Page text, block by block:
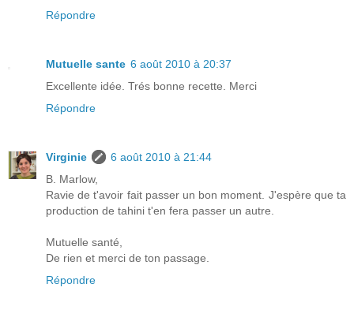
Répondre
Mutuelle sante 6 août 2010 à 20:37
Excellente idée. Trés bonne recette. Merci
Répondre
Virginie
6 août 2010 à 21:44
B. Marlow,
Ravie de t'avoir fait passer un bon moment. J'espère que ta
production de tahini t'en fera passer un autre.
Mutuelle santé,
De rien et merci de ton passage.
Répondre